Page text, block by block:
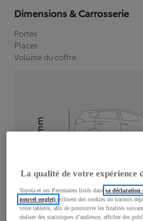
Dimensions & Carrosserie
Portes
Places
Volume du coffre
Longueur
3 700mm
mm
La qualité de votre expérience
Toyota et ses Partenaires listés danssa déclaration
nouvel onglet)utilisent des cookies ou traceurs
votre tablette, afin de poursuivre les finalités
réaliser des statistiques d’audience, afficher des